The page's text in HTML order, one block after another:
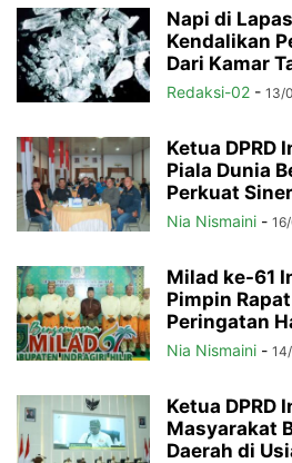
Napi di
Kendalikan
Dari Kamar
Redaksi-02 - 13/
Ketua DPRD
Piala Dunia
Perkuat
Nia Nismaini -
Milad ke-61
Pimpin
Peringatan
Nia Nismaini -
Ketua DPRD
Masyarakat
Daerah di